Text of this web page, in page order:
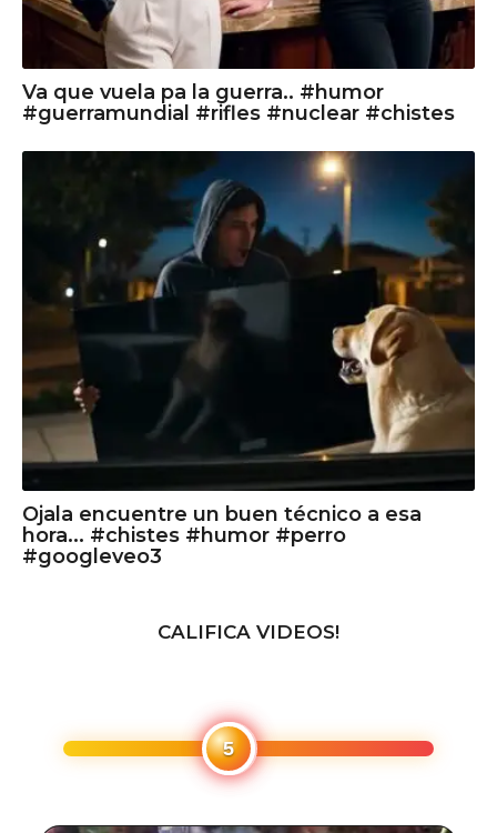
Va que vuela pa la guerra.. #humor
#guerramundial #rifles #nuclear #chistes
Ojala encuentre un buen técnico a esa
hora... #chistes #humor #perro
#googleveo3
CALIFICA VIDEOS!